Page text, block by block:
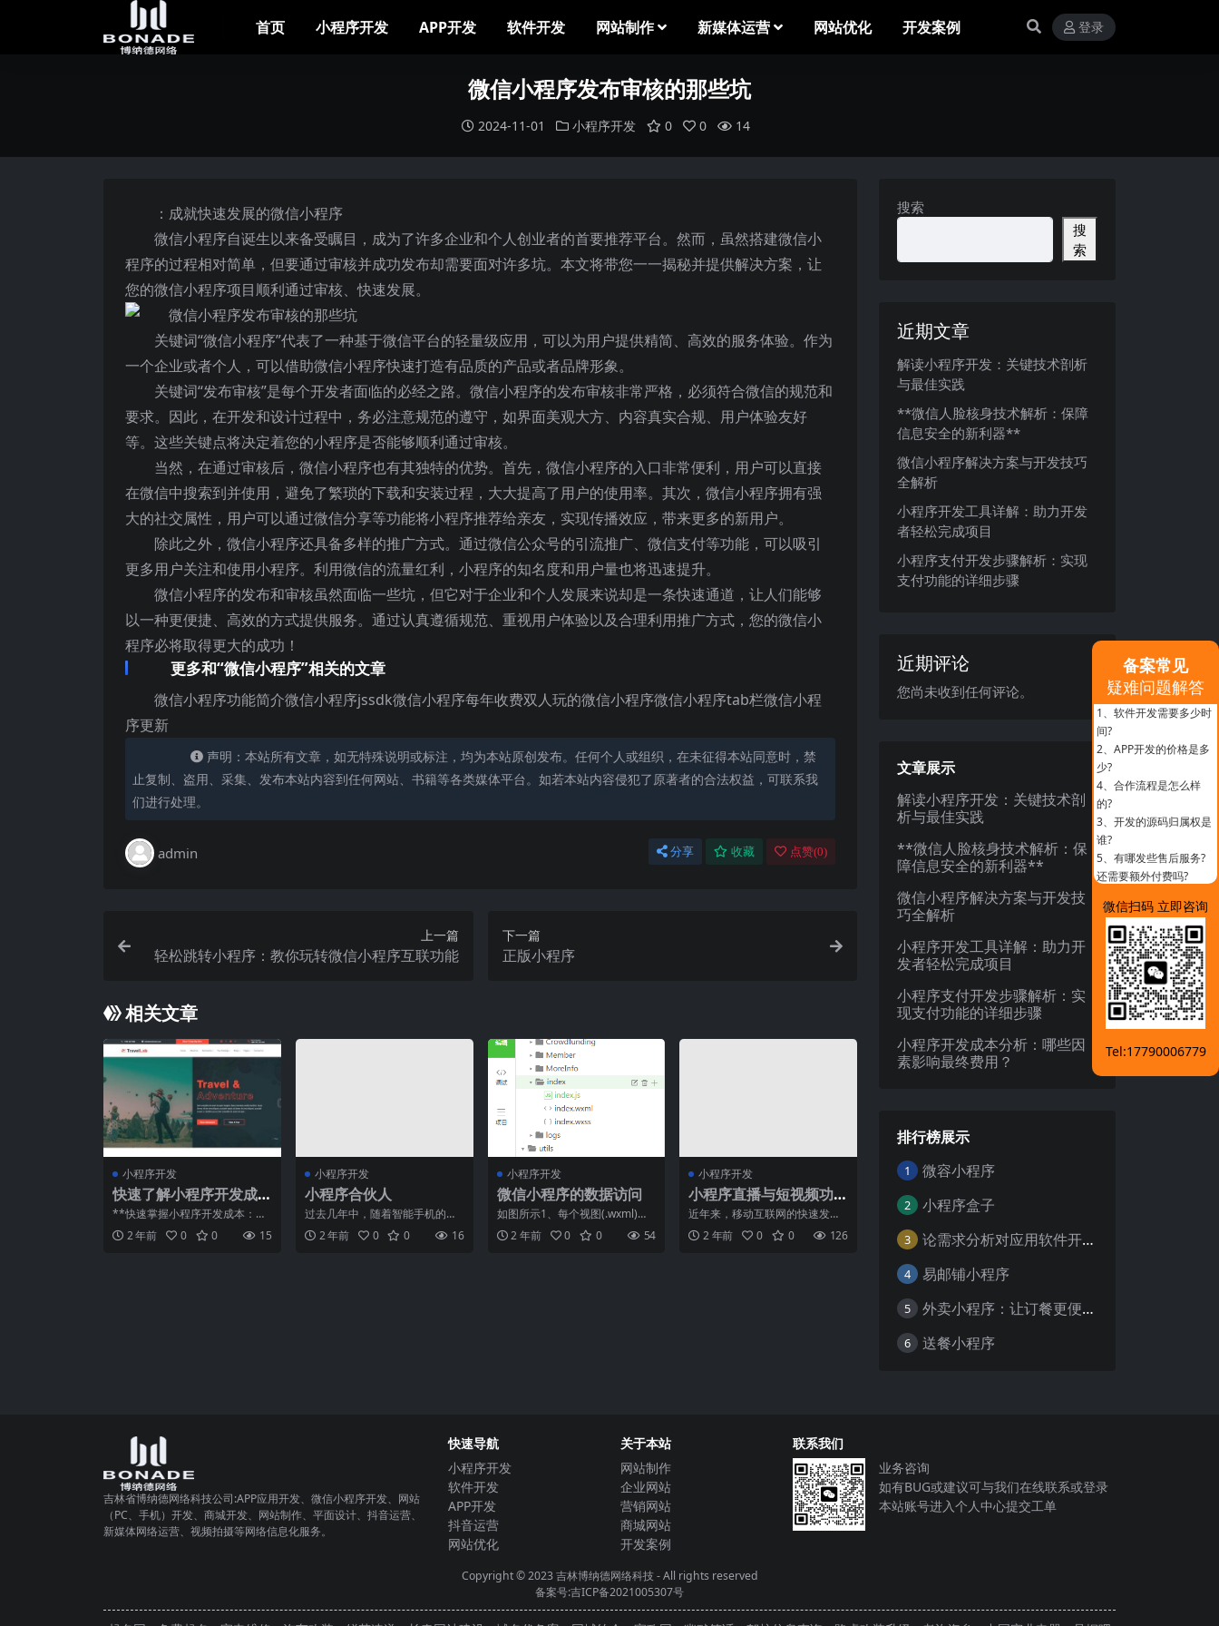
首页 小程序开发 APP开发 软件开发 网站制作 新媒体运营 网站优化 开发案例 登录
微信小程序发布审核的那些坑
2024-11-01 小程序开发 0 0 14
：成就快速发展的微信小程序
微信小程序自诞生以来备受瞩目，成为了许多企业和个人创业者的首要推荐平台。然而，虽然搭建微信小
程序的过程相对简单，但要通过审核并成功发布却需要面对许多坑。本文将带您一一揭秘并提供解决方案，让
您的微信小程序项目顺利通过审核、快速发展。
关键词“微信小程序”代表了一种基于微信平台的轻量级应用，可以为用户提供精简、高效的服务体验。作为
一个企业或者个人，可以借助微信小程序快速打造有品质的产品或者品牌形象。
关键词“发布审核”是每个开发者面临的必经之路。微信小程序的发布审核非常严格，必须符合微信的规范和
要求。因此，在开发和设计过程中，务必注意规范的遵守，如界面美观大方、内容真实合规、用户体验友好
等。这些关键点将决定着您的小程序是否能够顺利通过审核。
当然，在通过审核后，微信小程序也有其独特的优势。首先，微信小程序的入口非常便利，用户可以直接
在微信中搜索到并使用，避免了繁琐的下载和安装过程，大大提高了用户的使用率。其次，微信小程序拥有强
大的社交属性，用户可以通过微信分享等功能将小程序推荐给亲友，实现传播效应，带来更多的新用户。
除此之外，微信小程序还具备多样的推广方式。通过微信公众号的引流推广、微信支付等功能，可以吸引
更多用户关注和使用小程序。利用微信的流量红利，小程序的知名度和用户量也将迅速提升。
微信小程序的发布和审核虽然面临一些坑，但它对于企业和个人发展来说却是一条快速通道，让人们能够
以一种更便捷、高效的方式提供服务。通过认真遵循规范、重视用户体验以及合理利用推广方式，您的微信小
程序必将取得更大的成功！
更多和“微信小程序”相关的文章
微信小程序功能简介微信小程序jssdk微信小程序每年收费双人玩的微信小程序微信小程序tab栏微信小程
序更新
声明：本站所有文章，如无特殊说明或标注，均为本站原创发布。任何个人或组织，在未征得本站同意时，禁
止复制、盗用、采集、发布本站内容到任何网站、书籍等各类媒体平台。如若本站内容侵犯了原著者的合法权益，可联系我
们进行处理。
admin 分享 收藏 点赞(0)
上一篇
轻松跳转小程序：教你玩转微信小程序互联功能
下一篇
正版小程序
相关文章
小程序开发
快速了解小程序开发成
本：从设计到上线全解
析
**快速掌握小程序开发成本：全
解析从设计到上线的每一分投入*
*在数字化飞速发展的
2 年前 0 0 15
小程序开发
小程序合伙人
过去几年中，随着智能手机的普
及和移动互联网的迅速发展，小
程序越来越成为人们生活中
2 年前 0 0 16
小程序开发
微信小程序的数据访问
如图所示1、每个视图(.wxml)只
需要添加对应名字的脚本（.js）
和样式（.w
2 年前 0 0 54
小程序开发
小程序直播与短视频功
能：集成腾讯云直播和
短视频SDK
近年来，移动互联网的快速发展
给传统的直播和短视频产业注入
了一次新的活力。而随着智
2 年前 0 0 126
搜索
搜
索
近期文章
解读小程序开发：关键技术剖析
与最佳实践
**微信人脸核身技术解析：保障
信息安全的新利器**
微信小程序解决方案与开发技巧
全解析
小程序开发工具详解：助力开发
者轻松完成项目
小程序支付开发步骤解析：实现
支付功能的详细步骤
近期评论
您尚未收到任何评论。
文章展示
解读小程序开发：关键技术剖
析与最佳实践
**微信人脸核身技术解析：保
障信息安全的新利器**
微信小程序解决方案与开发技
巧全解析
小程序开发工具详解：助力开
发者轻松完成项目
小程序支付开发步骤解析：实
现支付功能的详细步骤
小程序开发成本分析：哪些因
素影响最终费用？
排行榜展示
1 微容小程序
2 小程序盒子
3 论需求分析对应用软件开发的重要性
4 易邮铺小程序
5 外卖小程序：让订餐更便捷，吃货的福音
6 送餐小程序
吉林省博纳德网络科技公司:APP应用开发、微信小程序开发、网站
（PC、手机）开发、商城开发、网站制作、平面设计、抖音运营、
新媒体网络运营、视频拍摄等网络信息化服务。
快速导航
小程序开发
软件开发
APP开发
抖音运营
网站优化
关于本站
网站制作
企业网站
营销网站
商城网站
开发案例
联系我们
业务咨询
如有BUG或建议可与我们在线联系或登录
本站账号进入个人中心提交工单
Copyright © 2023吉林博纳德网络科技- All rights reserved
备案号:吉ICP备2021005307号
备案常见
疑难问题解答
1、 软件开发需要多少时
间?
2、 APP开发的价格是多
少?
4、 合作流程是怎么样
的?
3、 开发的源码归属权是
谁?
5、 有哪发些售后服务?
还需要额外付费吗?
微信扫码 立即咨询
Tel:17790006779